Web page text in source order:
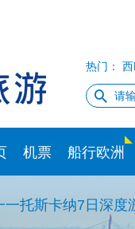
热门：
机票 船行欧洲
一托斯卡纳7日深度